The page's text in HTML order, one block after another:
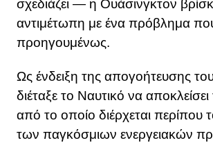
σχεδιάζει — η Ουάσινγκτον
αντιμέτωπη με ένα πρόβλημα
προηγουμένως.
Ως ένδειξη της απογοήτευσης
διέταξε το Ναυτικό να
από το οποίο διέρχεται περίπου
των παγκόσμιων ενεργειακών